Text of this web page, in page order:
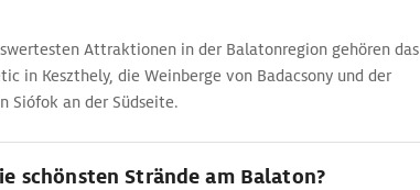
Attraktionen in der Balatonregion gehören das
in Keszthely, die Weinberge von Badacsony und der
Siófok an der Südseite.
schönsten Strände am Balaton?